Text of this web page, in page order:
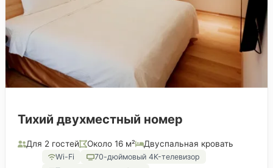
Тихий двухместный номер
Для 2 гостей Около 16 м² Двуспальная кровать
Wi-Fi
70-дюймовый 4K-телевизор